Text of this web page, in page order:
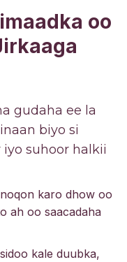
oo
gudaha ee la
biyo si
suhoor halkii
karo dhow oo
ah oo saacadaha
kale duubka,